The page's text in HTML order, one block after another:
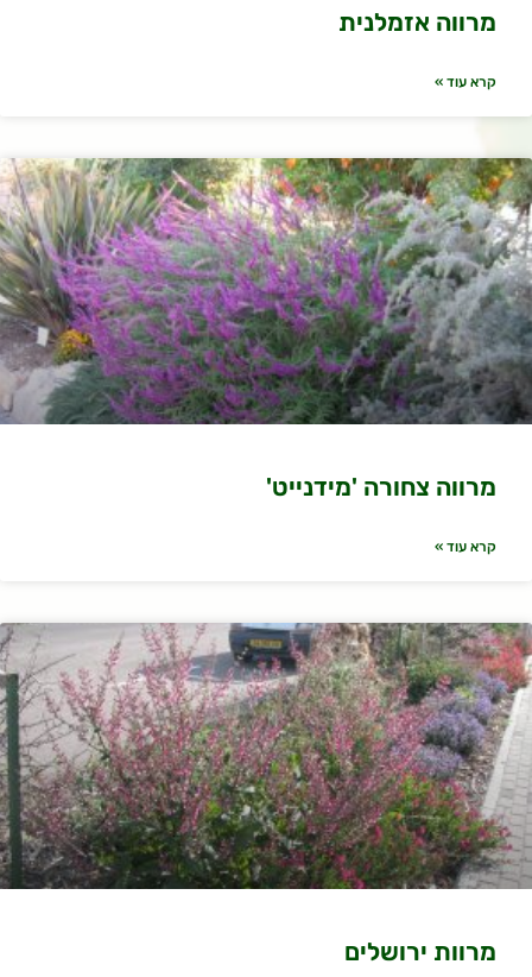
מרווה אזמלנית
קרא עוד »
מרווה צחורה 'מידנייט'
קרא עוד »
מרוות ירושלים